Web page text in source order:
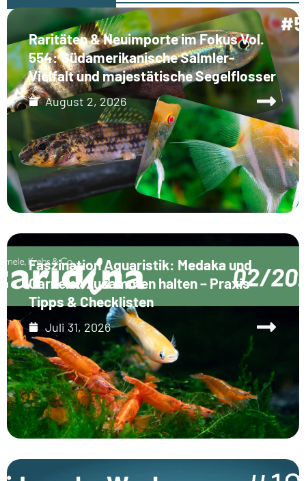
Raritäten & Neuimporte im Fokus Vol.
554: Südamerikanische Salmler-
Vielfalt und majestätische Segelflosser
August 2, 2026
Faszination Aquaristik: Medaka und
Garnelen zusammen halten – Praxis-
Tipps & Checklisten
Juli 31, 2026